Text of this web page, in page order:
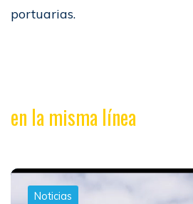
portuarias.
en la misma línea
Noticias